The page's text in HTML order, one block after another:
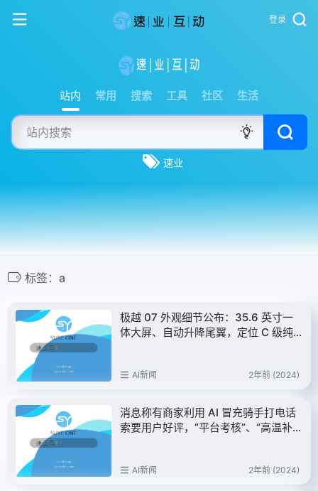
登录
站内 常用 搜索 工具 社区 生活
速业
标签：a
极越 07 外观细节公布：35.6 英寸一
体大屏、自动升降尾翼，定位 C 级纯
AI新闻 2年前 (2024)
消息称有商家利用 AI 冒充骑手打电话
索要用户好评，“平台考核”、“高温补
AI新闻 2年前 (2024)